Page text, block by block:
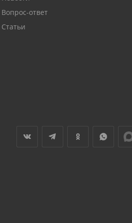
Вопрос-ответ
Статьи